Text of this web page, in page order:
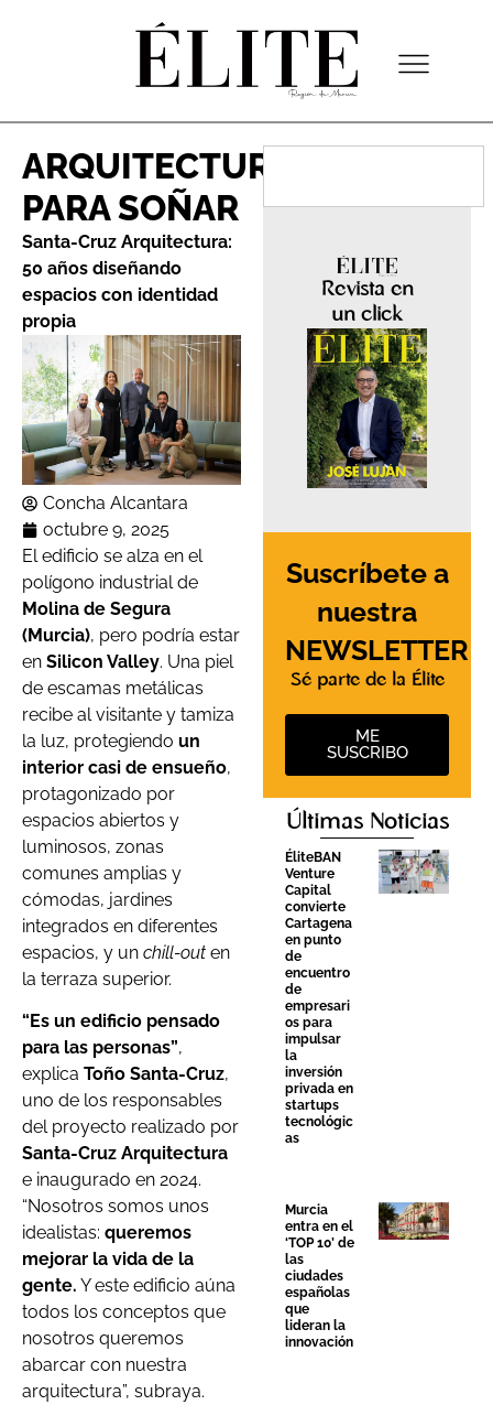
ARQUITECTURA
PARA SOÑAR
Santa-Cruz Arquitectura:
50 años diseñando
espacios con identidad
propia
Concha Alcantara
octubre 9, 2025
El edificio se alza en el
polígono industrial de
Molina de Segura
(Murcia), pero podría estar
en Silicon Valley. Una piel
de escamas metálicas
recibe al visitante y tamiza
la luz, protegiendo un
interior casi de ensueño,
protagonizado por
espacios abiertos y
luminosos, zonas
comunes amplias y
cómodas, jardines
integrados en diferentes
espacios, y un chill-out en
la terraza superior.
“Es un edificio pensado
para las personas”,
explica Toño Santa-Cruz,
uno de los responsables
del proyecto realizado por
Santa-Cruz Arquitectura
e inaugurado en 2024.
“Nosotros somos unos
idealistas: queremos
mejorar la vida de la
gente. Y este edificio aúna
todos los conceptos que
nosotros queremos
abarcar con nuestra
arquitectura”, subraya.
Revista en
un click
Suscríbete a
nuestra
NEWSLETTER
Sé parte de la Élite
ME
SUSCRIBO
Últimas Noticias
ÉliteBAN
Venture
Capital
convierte
Cartagena
en punto
de
encuentro
de
empresari
os para
impulsar
la
inversión
privada en
startups
tecnológic
as
Murcia
entra en el
‘TOP 10’ de
las
ciudades
españolas
que
lideran la
innovación